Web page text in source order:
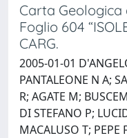
Carta Geologica
Foglio 604
CARG.
2005-01-01
PANTALEONE N A;
R; AGATE M;
DI STEFANO P;
MACALUSO T; PEPE